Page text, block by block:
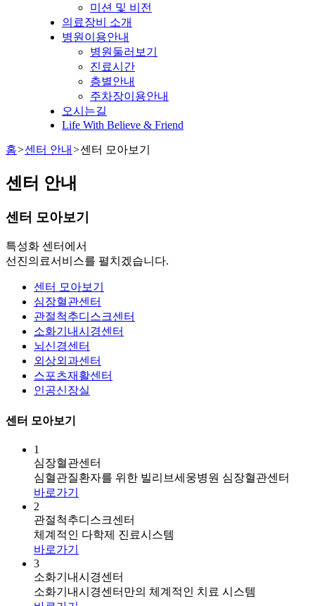
미션 및 비전
의료장비 소개
병원이용안내
병원둘러보기
진료시간
층별안내
주차장이용안내
오시는길
Life With Believe & Friend
홈>센터 안내 >센터 모아보기
센터 안내
센터 모아보기
특성화 센터에서
선진의료서비스를 펼치겠습니다.
센터 모아보기
심장혈관센터
관절척추디스크센터
소화기내시경센터
뇌신경센터
외상외과센터
스포츠재활센터
인공신장실
센터 모아보기
1
심장혈관센터
심혈관질환자를 위한 빌리브세웅병원 심장혈관센터
바로가기
2
관절척추디스크센터
체계적인 다학제 진료시스템
바로가기
3
소화기내시경센터
소화기내시경센터만의 체계적인 치료 시스템